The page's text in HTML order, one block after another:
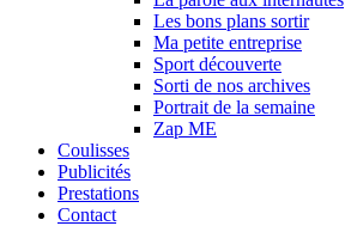
Les bons plans sortir
Ma petite entreprise
Sport découverte
Sorti de nos archives
Portrait de la semaine
Zap ME
Coulisses
Publicités
Prestations
Contact